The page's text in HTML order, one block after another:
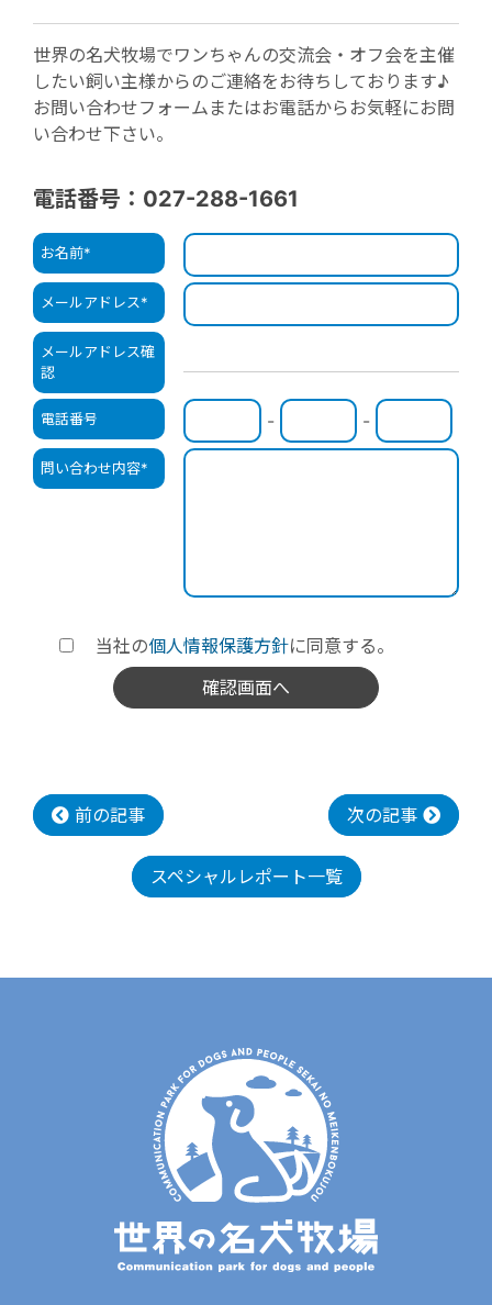
世界の名犬牧場でワンちゃんの交流会・オフ会を主催
したい飼い主様からのご連絡をお待ちしております♪
お問い合わせフォームまたはお電話からお気軽にお問
い合わせ下さい。
電話番号：027-288-1661
お名前*
メールアドレス*
メールアドレス確
認
電話番号 - -
問い合わせ内容*
当社の個人情報保護方針に同意する。
前の記事 次の記事
スペシャルレポート一覧